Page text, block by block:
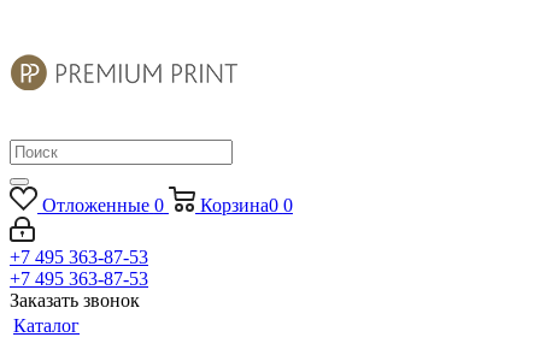
Отложенные 0 Корзина0 0
+7 495 363-87-53
+7 495 363-87-53
Заказать звонок
Каталог